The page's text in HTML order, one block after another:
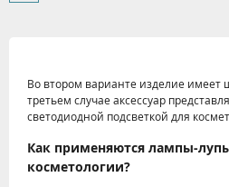
Во втором варианте изделие имеет
третьем случае аксессуар
светодиодной подсветкой для
Как применяются лампы-
косметологии?